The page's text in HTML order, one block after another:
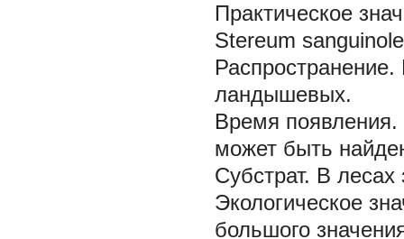
Практическое
Stereum
Распространение.
ландышевых.
Время появления.
может быть
Субстрат. В лесах
Экологическое
большого